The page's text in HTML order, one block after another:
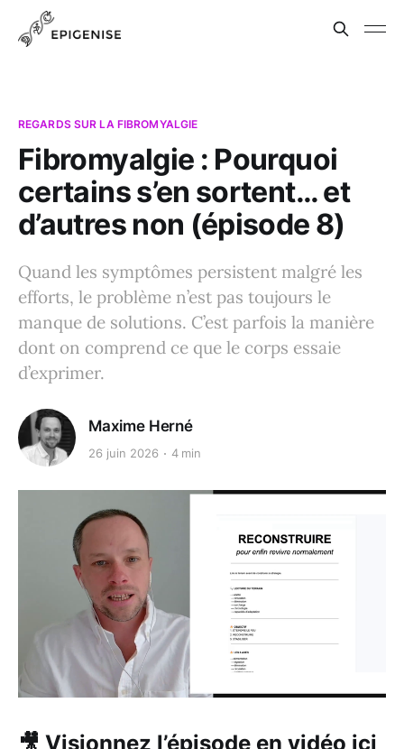
REGARDS SUR LA FIBROMYALGIE
Fibromyalgie : Pourquoi
certains s’en sortent… et
d’autres non (épisode 8)
Quand les symptômes persistent malgré les
efforts, le problème n’est pas toujours le
manque de solutions. C’est parfois la manière
dont on comprend ce que le corps essaie
d’exprimer.
Maxime Herné
26 juin 2026 4 min
🎥 Visionnez l’épisode en vidéo ici